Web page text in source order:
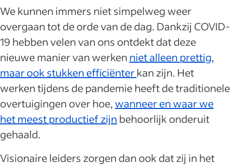
We kunnen immers niet simpelweg weer
overgaan tot de orde van de dag. Dankzij COVID-
19 hebben velen van ons ontdekt dat deze
nieuwe manier van werken niet alleen prettig,
maar ook stukken efficiënterkan zijn. Het
werken tijdens de pandemie heeft de traditionele
overtuigingen over hoe,wanneer en waar we
het meest productief zijn behoorlijk onderuit
gehaald.
Visionaire leiders zorgen dan ook dat zij in het